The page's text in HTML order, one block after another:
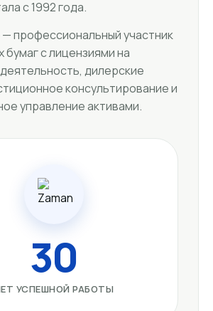
с 1992 года.
профессиональный участник
бумаг с лицензиями на
дилерские
консультирование и
управление активами.
30
УСПЕШНОЙ РАБОТЫ